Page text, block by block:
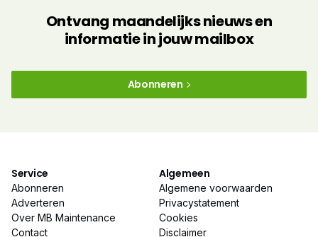
Ontvang maandelijks nieuws en
informatie in jouw mailbox
Abonneren
Service
Abonneren
Adverteren
Over MB Maintenance
Contact
Algemeen
Algemene voorwaarden
Privacystatement
Cookies
Disclaimer